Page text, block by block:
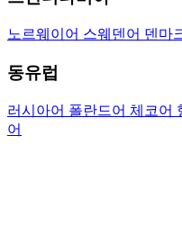
노르웨이어 스웨덴어 덴마
동유럽
러시아어 폴란드어 체코어
어